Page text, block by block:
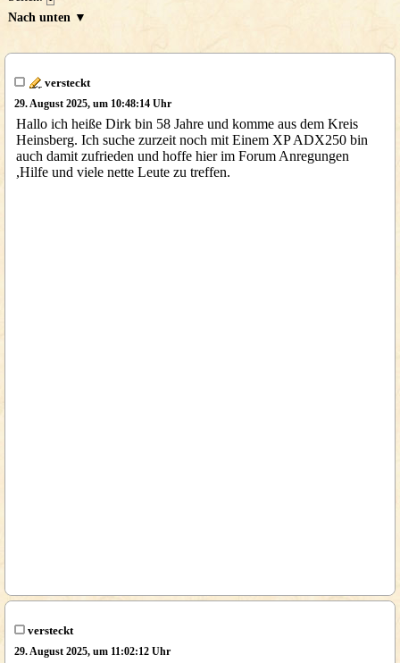
Nach unten ▼
versteckt
29. August 2025, um 10:48:14 Uhr
Hallo ich heiße Dirk bin 58 Jahre und komme aus dem Kreis
Heinsberg. Ich suche zurzeit noch mit Einem XP ADX250 bin
auch damit zufrieden und hoffe hier im Forum Anregungen
,Hilfe und viele nette Leute zu treffen.
versteckt
29. August 2025, um 11:02:12 Uhr